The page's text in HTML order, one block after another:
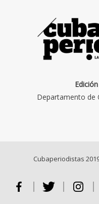
Departamento de
Cubaperiodistas
Facebook Twitter Instagram